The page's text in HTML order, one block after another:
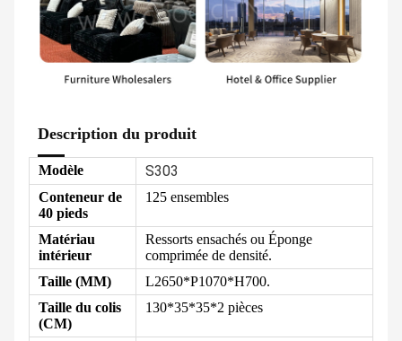
Description du produit
Modèle S303
Conteneur de
40 pieds
125 ensembles
Matériau
intérieur
Ressorts ensachés ou Éponge
comprimée de densité.
Taille (MM)
L2650*P1070*H700.
Taille du colis
(CM)
130*35*35*2 pièces